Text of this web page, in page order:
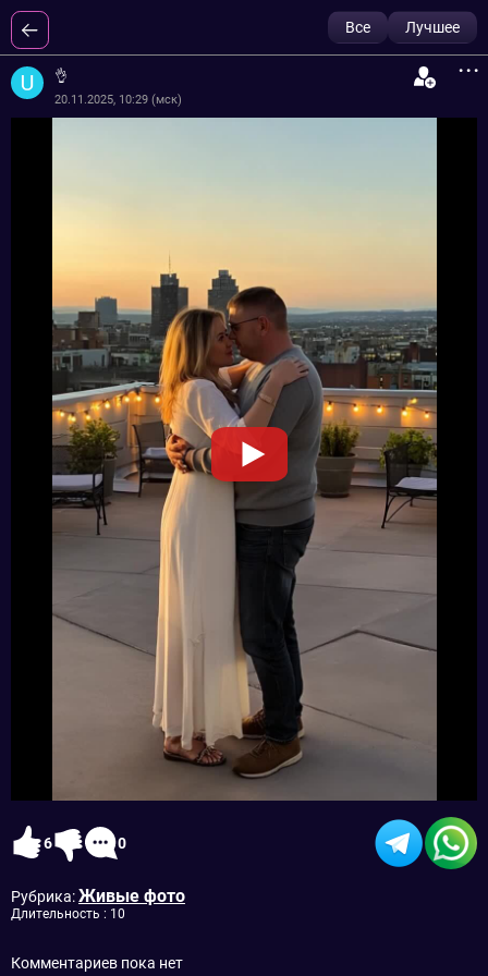
Все Лучшее
👌
20.11.2025, 10:29 (мск)
...
6 0
Рубрика:Живые фото
Длительность : 10
Комментариев пока нет